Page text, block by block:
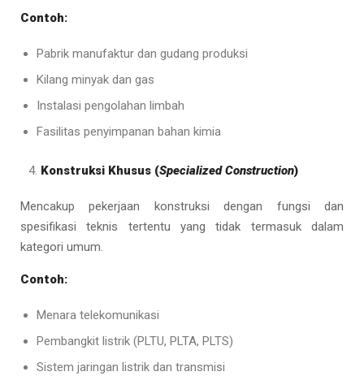
Contoh:
Pabrik manufaktur dan gudang produksi
Kilang minyak dan gas
Instalasi pengolahan limbah
Fasilitas penyimpanan bahan kimia
Konstruksi Khusus (Specialized Construction)
Mencakup pekerjaan konstruksi dengan fungsi dan
spesifikasi teknis tertentu yang tidak termasuk dalam
kategori umum.
Contoh:
Menara telekomunikasi
Pembangkit listrik (PLTU, PLTA, PLTS)
Sistem jaringan listrik dan transmisi